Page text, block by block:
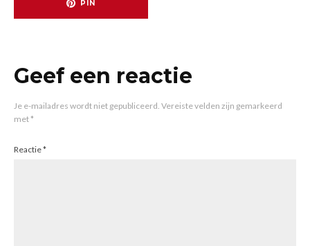
PIN
Geef een reactie
Je e-mailadres wordt niet gepubliceerd. Vereiste velden zijn gemarkeerd
met*
Reactie*